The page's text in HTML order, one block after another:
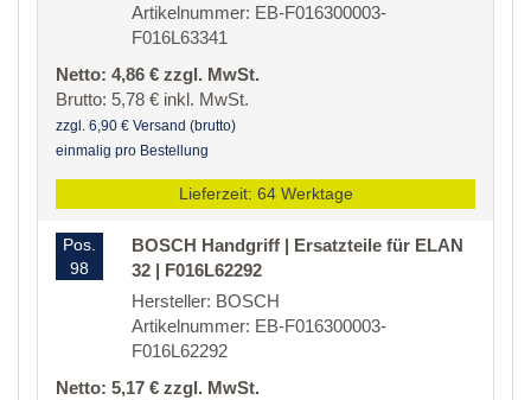
Artikelnummer: EB-F016300003-
F016L63341
Netto: 4,86 € zzgl. MwSt.
Brutto: 5,78 € inkl. MwSt.
zzgl. 6,90 € Versand (brutto)
einmalig pro Bestellung
Lieferzeit: 64 Werktage
Pos.
98
BOSCH Handgriff | Ersatzteile für ELAN
32 | F016L62292
Hersteller: BOSCH
Artikelnummer: EB-F016300003-
F016L62292
Netto: 5,17 € zzgl. MwSt.